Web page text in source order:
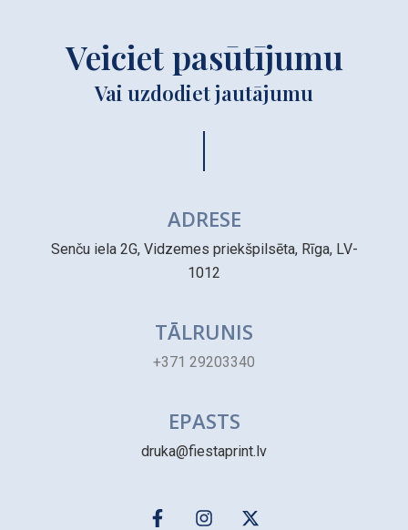
Veiciet pasūtījumu
Vai uzdodiet jautājumu
ADRESE
Senču iela 2G, Vidzemes priekšpilsēta, Rīga, LV-
1012
TĀLRUNIS
+371 29203340
EPASTS
druka@fiestaprint.lv